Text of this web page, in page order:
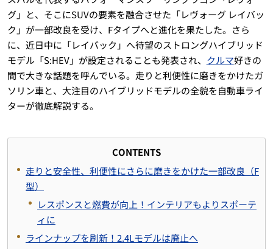
グ」と、そこにSUVの要素を融合させた「レヴォーグ レイバッ
ク」が一部改良を受け、Fタイプへと進化を果たした。さら
に、近日中に「レイバック」へ待望のストロングハイブリッド
モデル「S:HEV」が設定されることも発表され、 クルマ好きの
間で大きな話題を呼んでいる。走りと利便性に磨きをかけたガ
ソリン車と、大注目のハイブリッドモデルの全貌を自動車ライ
ターが徹底解説する。
CONTENTS
走りと安全性、利便性にさらに磨きをかけた一部改良（F
型）
レスポンスと燃費が向上！インテリアもよりスポーテ
ィに
ラインナップを刷新！2.4Lモデルは廃止へ